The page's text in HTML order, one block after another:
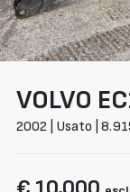
VOLVO
2002 | Usato |